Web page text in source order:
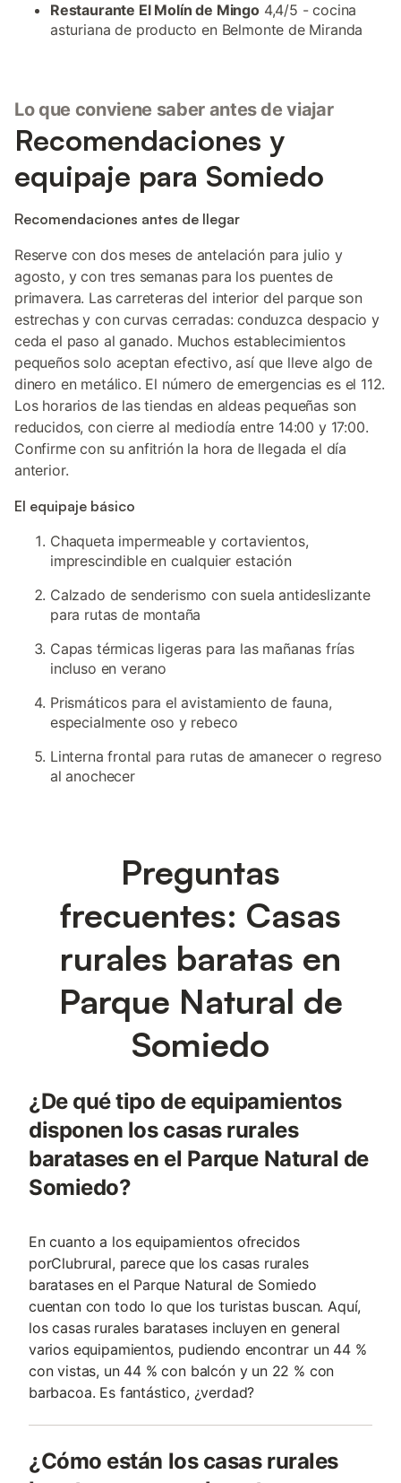
Restaurante El Molín de Mingo4,4/5 - cocina
asturiana de producto en Belmonte de Miranda
Lo que conviene saber antes de viajar
Recomendaciones y
equipaje para Somiedo
Recomendaciones antes de llegar
Reserve con dos meses de antelación para julio y
agosto, y con tres semanas para los puentes de
primavera. Las carreteras del interior del parque son
estrechas y con curvas cerradas: conduzca despacio y
ceda el paso al ganado. Muchos establecimientos
pequeños solo aceptan efectivo, así que lleve algo de
dinero en metálico. El número de emergencias es el 112.
Los horarios de las tiendas en aldeas pequeñas son
reducidos, con cierre al mediodía entre 14:00 y 17:00.
Confirme con su anfitrión la hora de llegada el día
anterior.
El equipaje básico
Chaqueta impermeable y cortavientos,
imprescindible en cualquier estación
Calzado de senderismo con suela antideslizante
para rutas de montaña
Capas térmicas ligeras para las mañanas frías
incluso en verano
Prismáticos para el avistamiento de fauna,
especialmente oso y rebeco
Linterna frontal para rutas de amanecer o regreso
al anochecer
Preguntas
frecuentes: Casas
rurales baratas en
Parque Natural de
Somiedo
¿De qué tipo de equipamientos
disponen los casas rurales
baratases en el Parque Natural de
Somiedo?
En cuanto a los equipamientos ofrecidos
porClubrural, parece que los casas rurales
baratases en el Parque Natural de Somiedo
cuentan con todo lo que los turistas buscan. Aquí,
los casas rurales baratases incluyen en general
varios equipamientos, pudiendo encontrar un 44 %
con vistas, un 44 % con balcón y un 22 % con
barbacoa. Es fantástico, ¿verdad?
¿Cómo están los casas rurales